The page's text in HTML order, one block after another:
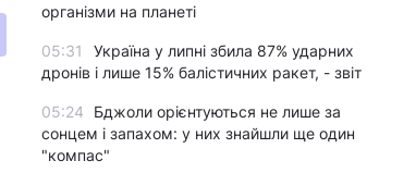
організми на планеті
05:31
Україна у липні збила 87% ударних
дронів і лише 15% балістичних ракет, - звіт
05:24
Бджоли орієнтуються не лише за
сонцем і запахом: у них знайшли ще один
"компас"